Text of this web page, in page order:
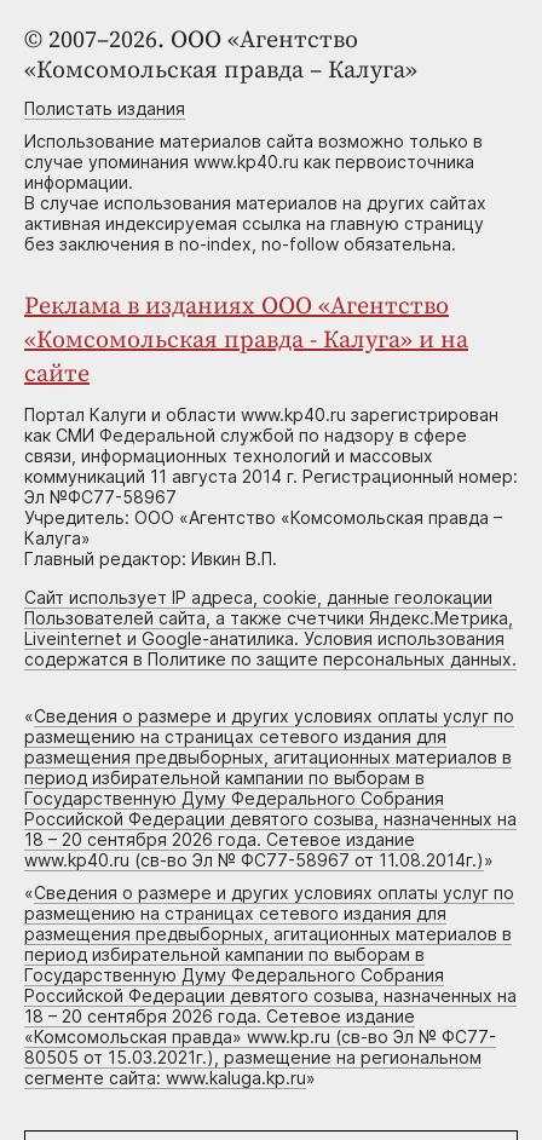
© 2007–2026. ООО «Агентство
«Комсомольская правда – Калуга»
Полистать издания
Использование материалов сайта возможно только в
случае упоминания www.kp40.ru как первоисточника
информации.
В случае использования материалов на других сайтах
активная индексируемая ссылка на главную страницу
без заключения в no-index, no-follow обязательна.
Реклама в изданиях ООО «Агентство
«Комсомольская правда - Калуга» и на
сайте
Портал Калуги и области www.kp40.ru зарегистрирован
как СМИ Федеральной службой по надзору в сфере
связи, информационных технологий и массовых
коммуникаций 11 августа 2014 г. Регистрационный номер:
Эл №ФС77-58967
Учредитель: ООО «Агентство «Комсомольская правда –
Калуга»
Главный редактор: Ивкин В.П.
Сайт использует IP адреса, cookie, данные геолокации
Пользователей сайта, а также счетчики Яндекс.Метрика,
Liveinternet и Google-анатилика. Условия использования
содержатся в Политике по защите персональных данных.
«Сведения о размере и других условиях оплаты услуг по
размещению на страницах сетевого издания для
размещения предвыборных, агитационных материалов в
период избирательной кампании по выборам в
Государственную Думу Федерального Собрания
Российской Федерации девятого созыва, назначенных на
18 – 20 сентября 2026 года. Сетевое издание
www.kp40.ru (св-во Эл № ФС77-58967 от 11.08.2014г.)»
«Сведения о размере и других условиях оплаты услуг по
размещению на страницах сетевого издания для
размещения предвыборных, агитационных материалов в
период избирательной кампании по выборам в
Государственную Думу Федерального Собрания
Российской Федерации девятого созыва, назначенных на
18 – 20 сентября 2026 года. Сетевое издание
«Комсомольская правда» www.kp.ru (св-во Эл № ФС77-
80505 от 15.03.2021г.), размещение на региональном
сегменте сайта: www.kaluga.kp.ru»